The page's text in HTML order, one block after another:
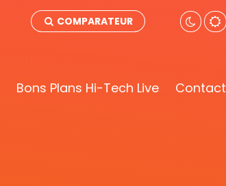
COMPARATEUR
Bons Plans Hi-Tech Live Contact